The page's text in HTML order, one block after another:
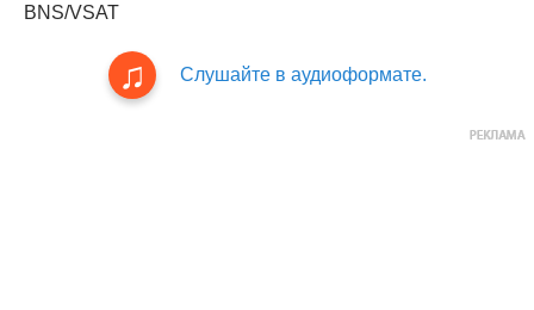
BNS/VSAT
Слушайте в аудиоформате.